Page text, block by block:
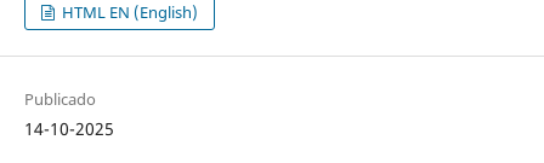
HTML EN (English)
Publicado
14-10-2025